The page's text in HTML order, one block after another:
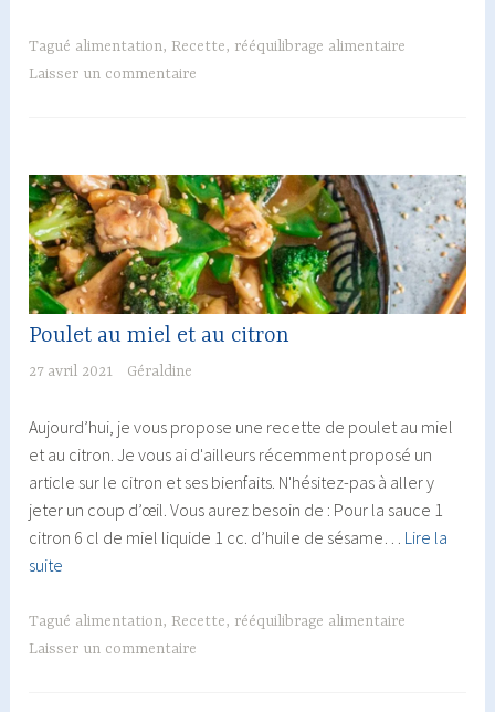
alcool
Tagué alimentation, Recette, rééquilibrage alimentaire
Laisser un commentaire
Poulet au miel et au citron
27 avril 2021 Géraldine
Aujourd’hui, je vous propose une recette de poulet au miel
et au citron. Je vous ai d'ailleurs récemment proposé un
article sur le citron et ses bienfaits. N'hésitez-pas à aller y
jeter un coup d’œil. Vous aurez besoin de : Pour la sauce 1
citron 6 cl de miel liquide 1 cc. d’huile de sésame… Lire la
suite
miel
et
Tagué alimentation, Recette, rééquilibrage alimentaire
Laisser un commentaire